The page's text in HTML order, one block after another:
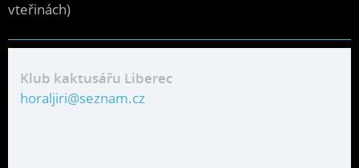
vteřinách)
Klub kaktusářu Liberec
horaljiri@seznam.cz